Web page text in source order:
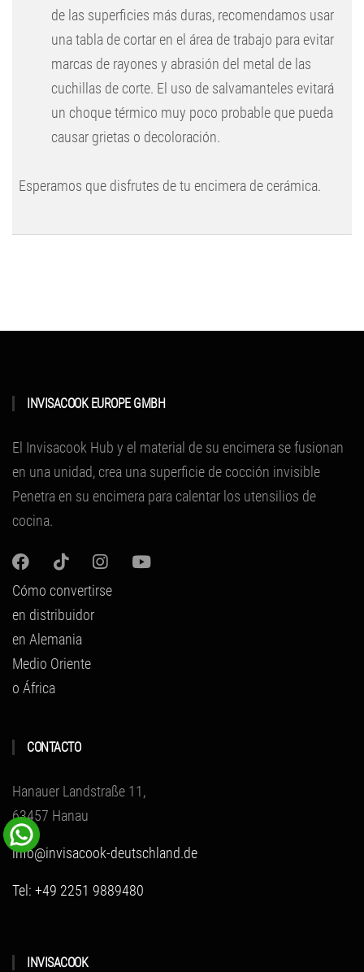
de las superficies más duras, recomendamos usar
una tabla de cortar en el área de trabajo para evitar
marcas de rayones y abrasión del metal de las
cuchillas de corte. El uso de salvamanteles evitará
un choque térmico muy poco probable que pueda
causar grietas o decoloración.
Esperamos que disfrutes de tu encimera de cerámica.
INVISACOOK EUROPE GMBH
El Invisacook Hub y el material de su encimera se fusionan
en una unidad, crea una superficie de cocción invisible
Penetra en su encimera para calentar los utensilios de
cocina.
Cómo convertirse
en distribuidor
en Alemania
Medio Oriente
o África
CONTACTO
Hanauer Landstraße 11,
63457 Hanau
info@invisacook-deutschland.de
Tel: +49 2251 9889480
INVISACOOK